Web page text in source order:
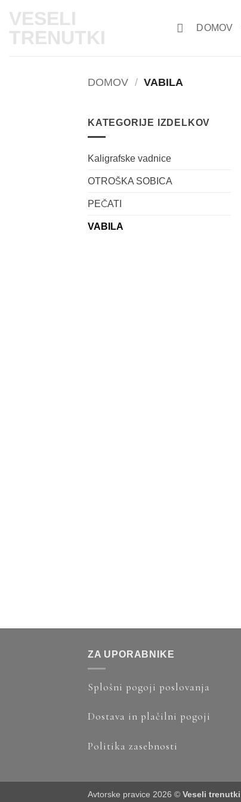
vsebino
VESELI
TRENUTKI
DOMOV
DOMOV / VABILA
KATEGORIJE IZDELKOV
Kaligrafske vadnice
OTROŠKA SOBICA
PEČATI
VABILA
ZA UPORABNIKE
Splošni pogoji poslovanja
Dostava in plačilni pogoji
Politika zasebnosti
Avtorske pravice 2026 © Veseli trenutki